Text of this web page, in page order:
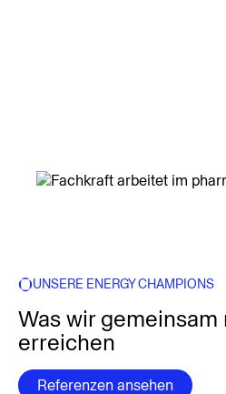
UNSERE ENERGY CHAMPIONS
Was wir gemeinsam
erreichen
Referenzen ansehen